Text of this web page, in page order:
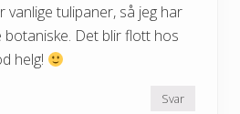
vanlige tulipaner, så jeg har
botaniske. Det blir flott hos
helg!
Svar